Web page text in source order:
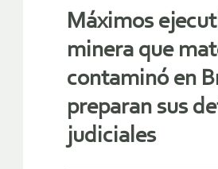
Máximos
minera que
contaminó en
preparan sus
judiciales